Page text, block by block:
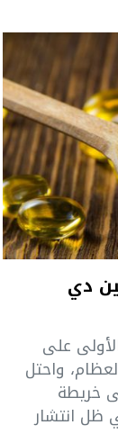
دي
على
واحتل
في عام 2020 على خريطة
ظل انتشار